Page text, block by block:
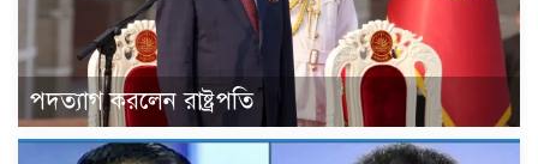
পদত্যাগ করলেন রাষ্ট্রপতি